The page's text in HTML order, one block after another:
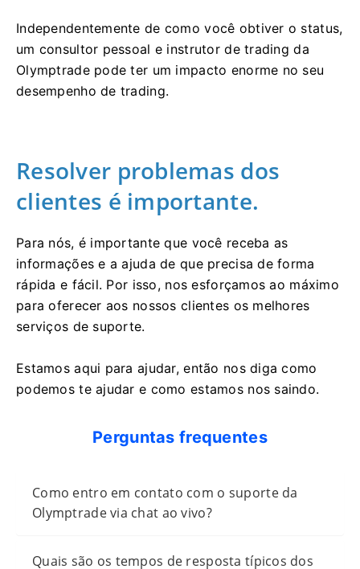
Independentemente de como você obtiver o status,
um consultor pessoal e instrutor de trading da
Olymptrade pode ter um impacto enorme no seu
desempenho de trading.
Resolver problemas dos
clientes é importante.
Para nós, é importante que você receba as
informações e a ajuda de que precisa de forma
rápida e fácil. Por isso, nos esforçamos ao máximo
para oferecer aos nossos clientes os melhores
serviços de suporte.
Estamos aqui para ajudar, então nos diga como
podemos te ajudar e como estamos nos saindo.
Perguntas frequentes
Como entro em contato com o suporte da
Olymptrade via chat ao vivo?
Quais são os tempos de resposta típicos dos